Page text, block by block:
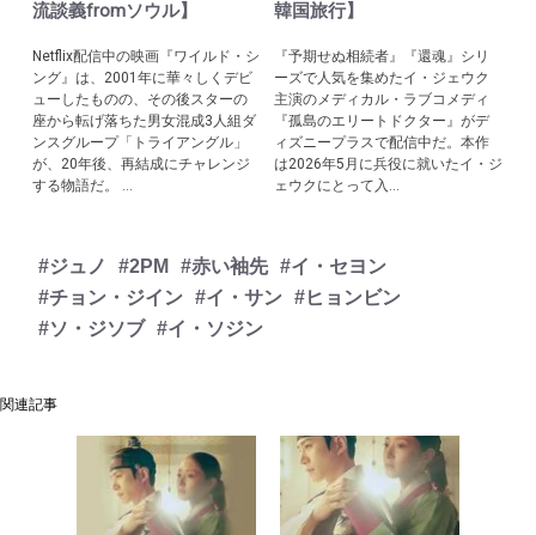
流談義fromソウル】
Netflix配信中の映画『ワイルド・シ
ング』は、2001年に華々しくデビ
ューしたものの、その後スターの
座から転げ落ちた男女混成3人組ダ
ンスグループ「トライアングル」
が、20年後、再結成にチャレンジ
する物語だ。 ...
韓国旅行】
『予期せぬ相続者』『還魂』シリ
ーズで人気を集めたイ・ジェウク
主演のメディカル・ラブコメディ
『孤島のエリートドクター』がデ
ィズニープラスで配信中だ。本作
は2026年5月に兵役に就いたイ・ジ
ェウクにとって入...
#ジュノ #2PM #赤い袖先 #イ・セヨン
#チョン・ジイン #イ・サン #ヒョンビン
#ソ・ジソブ #イ・ソジン
関連記事